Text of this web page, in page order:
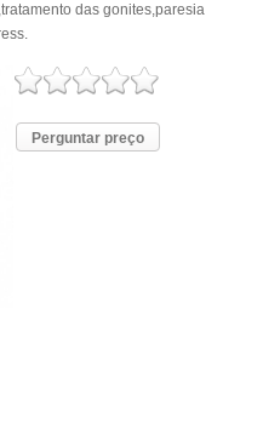
das gonites,paresia
Perguntar preço